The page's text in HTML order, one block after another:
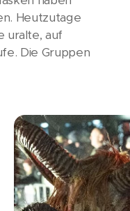
Heutzutage
uralte, auf
Die Gruppen